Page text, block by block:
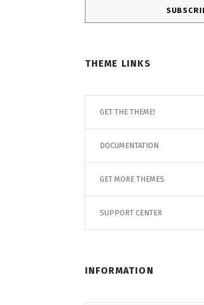
THEME LINKS
GET THE THEME!
DOCUMENTATION
GET MORE THEMES
SUPPORT CENTER
INFORMATION